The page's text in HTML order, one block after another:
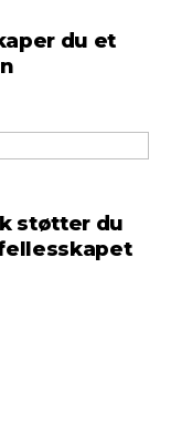
du et
støtter du